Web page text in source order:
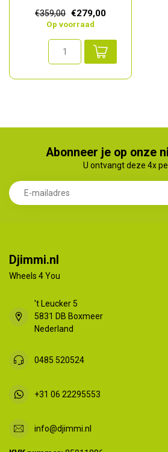
€359,00 €279,00
Op voorraad
Abonneer je op onze
U ontvangt deze 4x
Djimmi.nl
Wheels 4 You
't Leucker 5
5831 DB Boxmeer
Nederland
0485 520524
+31 06 22295553
info@djimmi.nl